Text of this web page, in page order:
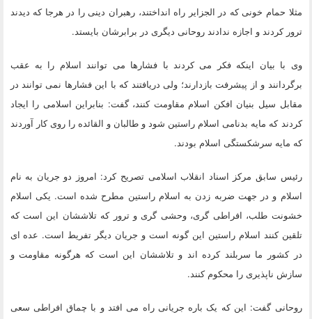
مثلا حمام خونی که در الجزایر راه انداختند، رهبران دینی را در هرجا که دیدند
ترور کردند و اجازه ندادند روحانی دیگری در برابرشان بایستد.
وی با بیان اینکه فکر می کردند با فشارها می توانند اسلام را به عقب
برگردانند و از پیشرفت بازدارند؛ ولی دریافتند که با این فشارها نمی توانند در
مقابل سیل بنیان افکن اسلام مقاومت کنند، گفت: بنابراین اسلامی را ایجاد
کردند که مایه بدنامی اسلام راستین شود و طالبان و القائده را روی کار آوردند
که مایه سرشکستگی اسلام بودند.
رئیس سابق مرکز اسناد انقلاب اسلامی تصریح کرد: امروز دو جریان به نام
اسلام و در جهت ضربه زدن به اسلام راستین مطرح شده است. یکی اسلام
خشونت طلب، افراطی گری، وحشی گری و ترور که تلاششان این است که
تلقین کنند اسلام راستین این گونه است و جریان دیگر تفریط است. عده ای
در کشور ما سربلند کرده اند و تلاششان این است که هرگونه مقاومت و
سازش ناپذیری را محکوم کنند.
روحانی گفت: این که یک باره جریانی راه می افتد و با چماق افراطی سعی